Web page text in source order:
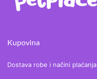
Kupovina
Dostava robe i načini plaćanja